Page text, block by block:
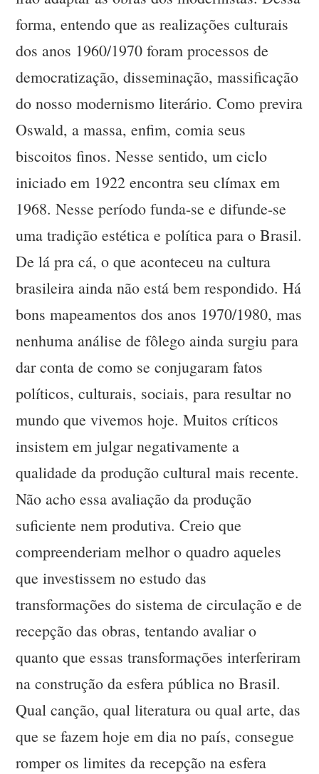
forma, entendo que as realizações culturais
dos anos 1960/1970 foram processos de
democratização, disseminação, massificação
do nosso modernismo literário. Como previra
Oswald, a massa, enfim, comia seus
biscoitos finos. Nesse sentido, um ciclo
iniciado em 1922 encontra seu clímax em
1968. Nesse período funda-se e difunde-se
uma tradição estética e política para o Brasil.
De lá pra cá, o que aconteceu na cultura
brasileira ainda não está bem respondido. Há
bons mapeamentos dos anos 1970/1980, mas
nenhuma análise de fôlego ainda surgiu para
dar conta de como se conjugaram fatos
políticos, culturais, sociais, para resultar no
mundo que vivemos hoje. Muitos críticos
insistem em julgar negativamente a
qualidade da produção cultural mais recente.
Não acho essa avaliação da produção
suficiente nem produtiva. Creio que
compreenderiam melhor o quadro aqueles
que investissem no estudo das
transformações do sistema de circulação e de
recepção das obras, tentando avaliar o
quanto que essas transformações interferiram
na construção da esfera pública no Brasil.
Qual canção, qual literatura ou qual arte, das
que se fazem hoje em dia no país, consegue
romper os limites da recepção na esfera